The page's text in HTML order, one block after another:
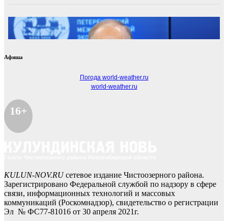
Афиша
Погода world-weather.ru
world-weather.ru
16+
KULUN-NOV.RUсетевое издание Чистоозерного района.
Зарегистрировано Федеральной службой по надзору в сфере
связи, информационных технологий и массовых
коммуникаций (Роскомнадзор), свидетельство о регистрации
Эл № ФС77-81016 от 30 апреля 2021г.